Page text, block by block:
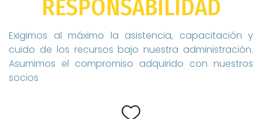
RESPONSABILIDAD
Exigimos al máximo la asistencia, capacitación y
cuido de los recursos bajo nuestra administración.
Asumimos el compromiso adquirido con nuestros
socios